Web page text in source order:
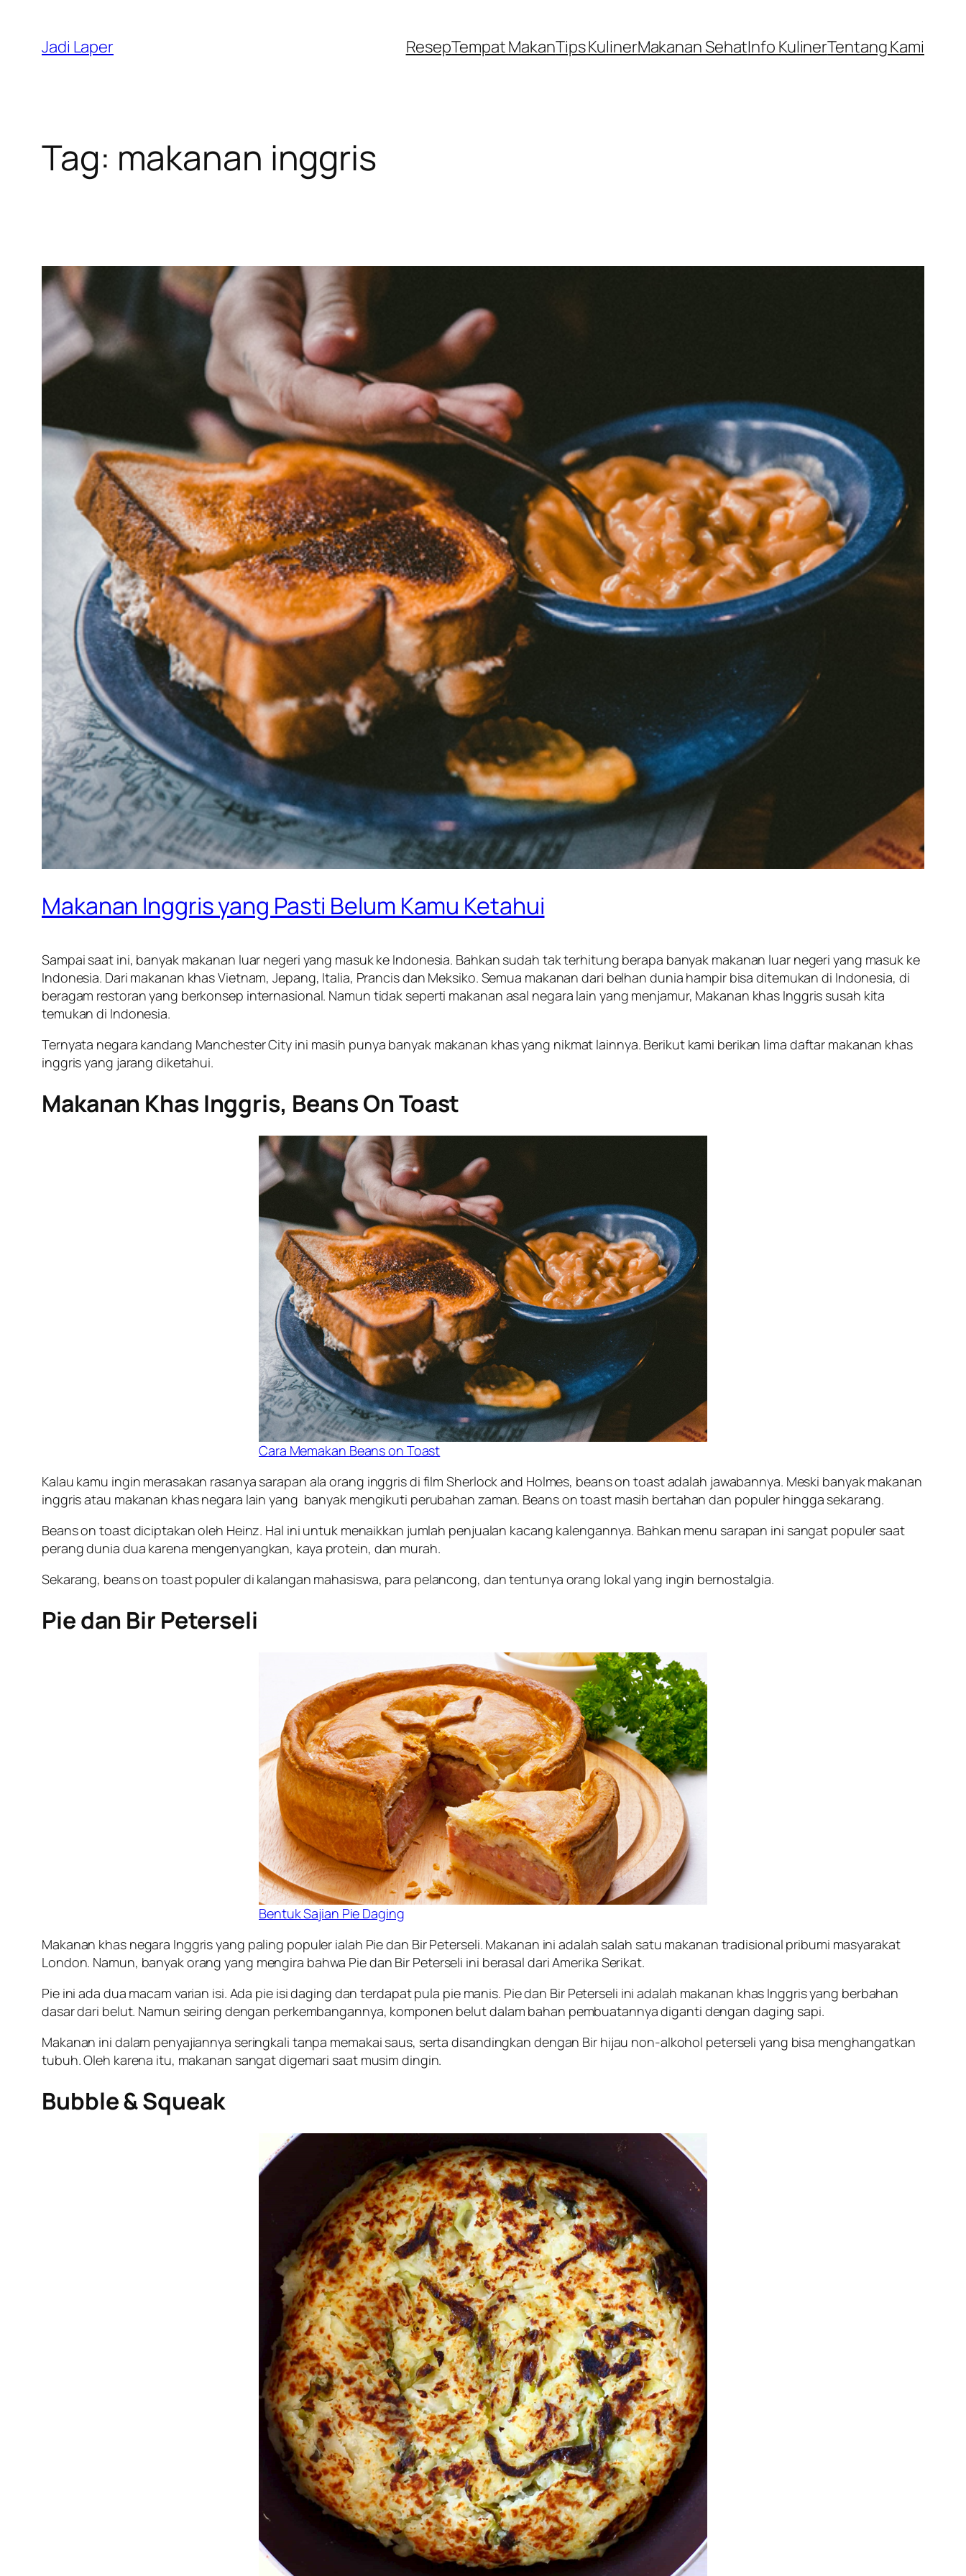
content
Jadi Laper ResepTempat MakanTips KulinerMakanan SehatInfo KulinerTentang Kami
Tag: makanan inggris
Makanan Inggris yang Pasti Belum Kamu Ketahui
Sampai saat ini, banyak makanan luar negeri yang masuk ke Indonesia. Bahkan sudah tak terhitung berapa banyak makanan luar negeri yang masuk ke
Indonesia. Dari makanan khas Vietnam, Jepang, Italia, Prancis dan Meksiko. Semua makanan dari belhan dunia hampir bisa ditemukan di Indonesia, di
beragam restoran yang berkonsep internasional. Namun tidak seperti makanan asal negara lain yang menjamur, Makanan khas Inggris susah kita
temukan di Indonesia.
Ternyata negara kandang Manchester City ini masih punya banyak makanan khas yang nikmat lainnya. Berikut kami berikan lima daftar makanan khas
inggris yang jarang diketahui.
Makanan Khas Inggris, Beans On Toast
Cara Memakan Beans on Toast
Kalau kamu ingin merasakan rasanya sarapan ala orang inggris di film Sherlock and Holmes, beans on toast adalah jawabannya. Meski banyak makanan
inggris atau makanan khas negara lain yang banyak mengikuti perubahan zaman. Beans on toast masih bertahan dan populer hingga sekarang.
Beans on toast diciptakan oleh Heinz. Hal ini untuk menaikkan jumlah penjualan kacang kalengannya. Bahkan menu sarapan ini sangat populer saat
perang dunia dua karena mengenyangkan, kaya protein, dan murah.
Sekarang, beans on toast populer di kalangan mahasiswa, para pelancong, dan tentunya orang lokal yang ingin bernostalgia.
Pie dan Bir Peterseli
Bentuk Sajian Pie Daging
Makanan khas negara Inggris yang paling populer ialah Pie dan Bir Peterseli. Makanan ini adalah salah satu makanan tradisional pribumi masyarakat
London. Namun, banyak orang yang mengira bahwa Pie dan Bir Peterseli ini berasal dari Amerika Serikat.
Pie ini ada dua macam varian isi. Ada pie isi daging dan terdapat pula pie manis. Pie dan Bir Peterseli ini adalah makanan khas Inggris yang berbahan
dasar dari belut. Namun seiring dengan perkembangannya, komponen belut dalam bahan pembuatannya diganti dengan daging sapi.
Makanan ini dalam penyajiannya seringkali tanpa memakai saus, serta disandingkan dengan Bir hijau non-alkohol peterseli yang bisa menghangatkan
tubuh. Oleh karena itu, makanan sangat digemari saat musim dingin.
Bubble & Squeak